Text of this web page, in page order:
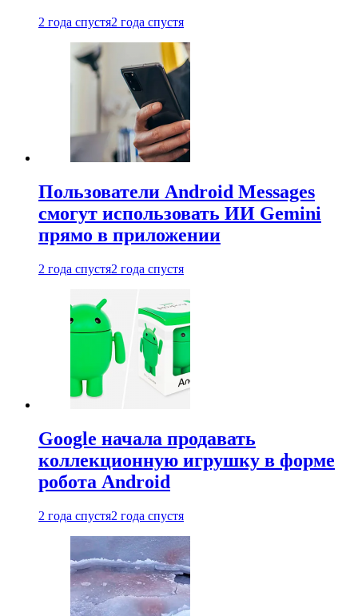
2 года спустя2 года спустя
Пользователи Android Messages
смогут использовать ИИ Gemini
прямо в приложении
2 года спустя2 года спустя
Google начала продавать
коллекционную игрушку в форме
робота Android
2 года спустя2 года спустя